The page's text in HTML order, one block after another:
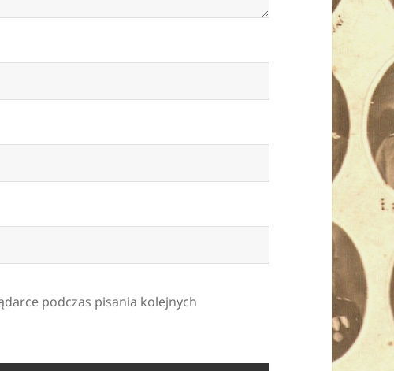
podczas pisania kolejnych